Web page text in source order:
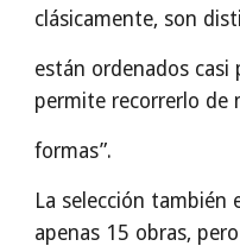
clásicamente, son
están ordenados
permite recorrerlo de
formas”.
La selección también
apenas 15 obras,